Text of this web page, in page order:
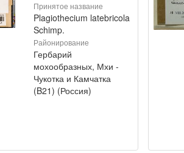
Принятое название
Plagiothecium latebricola
Schimp.
Районирование
Гербарий
мохообразных, Мхи -
Чукотка и Камчатка
(B21) (Россия)